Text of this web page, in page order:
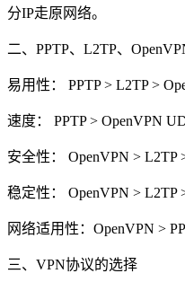
分IP走原网络。
二、PPTP、L2TP、
易用性： PPTP > L2TP >
速度： PPTP > OpenVPN
安全性： OpenVPN > L2TP
稳定性： OpenVPN > L2TP
网络适用性：OpenVPN >
三、VPN协议的选择